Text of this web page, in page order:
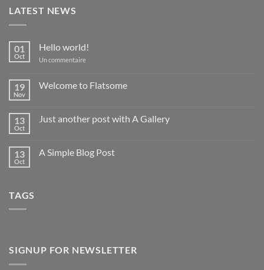
LATEST NEWS
01
Oct
Hello world!
Un commentaire
19
Nov
Welcome to Flatsome
Welcome
13
Oct
Just another post with A Gallery
Just
13
Oct
A Simple Blog Post
TAGS
SIGNUP FOR NEWSLETTER